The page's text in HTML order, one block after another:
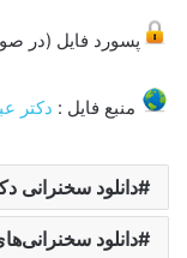
پسورد فایل (در
منبع فایل : دکتر
دانلود سخنرانی
دانلود